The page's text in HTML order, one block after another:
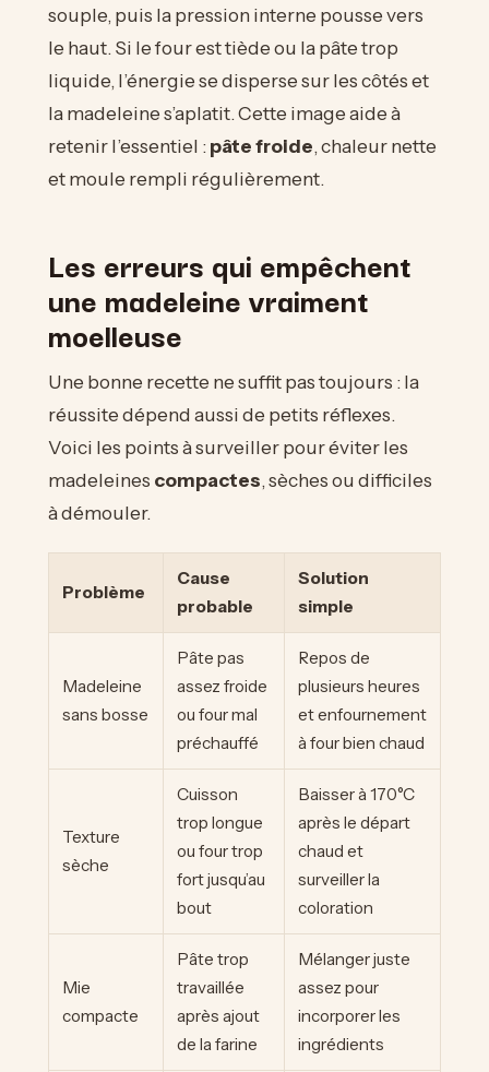
souple, puis la pression interne pousse vers
le haut. Si le four est tiède ou la pâte trop
liquide, l’énergie se disperse sur les côtés et
la madeleine s’aplatit. Cette image aide à
retenir l’essentiel :pâte froide, chaleur nette
et moule rempli régulièrement.
Les erreurs qui empêchent
une madeleine vraiment
moelleuse
Une bonne recette ne suffit pas toujours : la
réussite dépend aussi de petits réflexes.
Voici les points à surveiller pour éviter les
madeleines compactes, sèches ou difficiles
à démouler.
Problème
Cause
probable
Solution
simple
Madeleine
sans bosse
Pâte pas
assez froide
ou four mal
préchauffé
Repos de
plusieurs heures
et enfournement
à four bien chaud
Texture
sèche
Cuisson
trop longue
ou four trop
fort jusqu’au
bout
Baisser à 170°C
après le départ
chaud et
surveiller la
coloration
Mie
compacte
Pâte trop
travaillée
après ajout
de la farine
Mélanger juste
assez pour
incorporer les
ingrédients